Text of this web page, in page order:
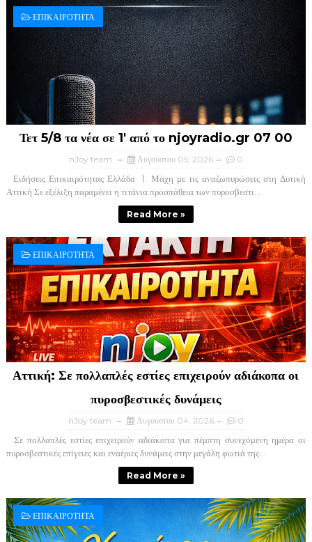
ΕΠΙΚΑΙΡΟΤΗΤΑ
Τετ 5/8 τα νέα σε 1' από το njoyradio.gr 07 00
nJoy team Αυγούστου 05, 2026 0
Ειδήσεις Επικαιρότητας Ελλάδα ​ 1. Μάχη με τις αναζωπυρώσεις στη Δυτική
Αττική ​Σε εξέλιξη παραμένει η τιτάνια προσπάθεια των πυροσβεστι...
Read More »
ΕΠΙΚΑΙΡΟΤΗΤΑ
Αττική: Σε πολλαπλές εστίες επιχειρούν αδιάκοπα οι
πυροσβεστικές δυνάμεις
nJoy team Αυγούστου 04, 2026 0
Σε πολλαπλές εστίες επιχειρούν αδιάκοπα για πέμπτη συνεχόμενη ημέρα οι
πυροσβεστικές επίγειες και εναέριες δυνάμεις στην μεγάλη φωτιά της...
Read More »
ΕΠΙΚΑΙΡΟΤΗΤΑ